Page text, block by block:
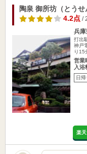
陶泉 御所坊（とう
4.2点/
兵庫
打出
神戸
り15
営業
入浴
日帰
楽